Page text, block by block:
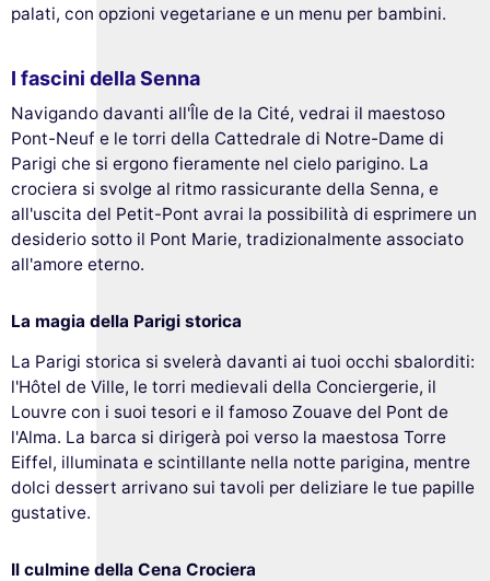
palati, con opzioni vegetariane e un menu per bambini.
I fascini della Senna
Navigando davanti all'Île de la Cité, vedrai il maestoso
Pont-Neuf e le torri della Cattedrale di Notre-Dame di
Parigi che si ergono fieramente nel cielo parigino. La
crociera si svolge al ritmo rassicurante della Senna, e
all'uscita del Petit-Pont avrai la possibilità di esprimere un
desiderio sotto il Pont Marie, tradizionalmente associato
all'amore eterno.
La magia della Parigi storica
La Parigi storica si svelerà davanti ai tuoi occhi sbalorditi:
l'Hôtel de Ville, le torri medievali della Conciergerie, il
Louvre con i suoi tesori e il famoso Zouave del Pont de
l'Alma. La barca si dirigerà poi verso la maestosa Torre
Eiffel, illuminata e scintillante nella notte parigina, mentre
dolci dessert arrivano sui tavoli per deliziare le tue papille
gustative.
Il culmine della Cena Crociera